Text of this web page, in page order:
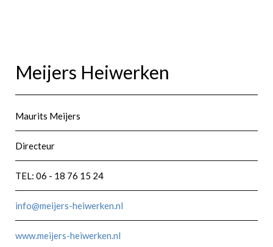
Meijers Heiwerken
Maurits Meijers
Directeur
TEL: 06 - 18 76 15 24
info@meijers-heiwerken.nl
www.meijers-heiwerken.nl